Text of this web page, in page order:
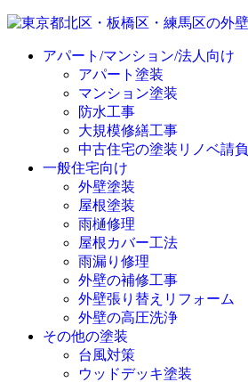
アパート/マンション/法人向け
アパート塗装
マンション塗装
防水工事
大規模修繕工事
中古住宅の塗装リノベ請負
一般住宅向け
外壁塗装
屋根塗装
雨樋修理
屋根カバー工法
雨漏り修理
外壁の補修工事
外壁張り替えリフォーム
外壁の高圧洗浄
その他の塗装
台風対策
ウッドデッキ塗装